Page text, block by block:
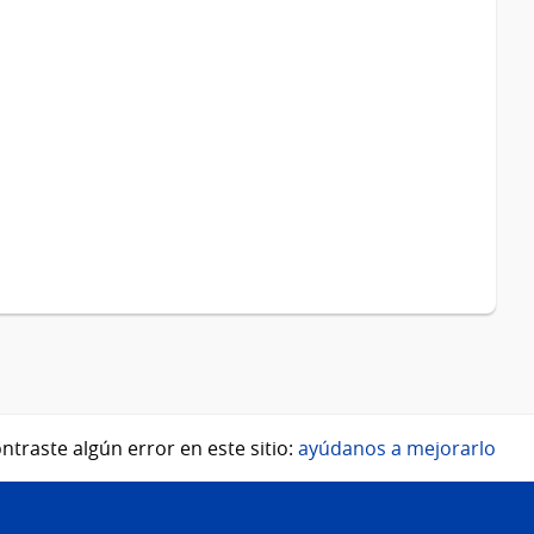
algún error en este sitio: ayúdanos a mejorarlo